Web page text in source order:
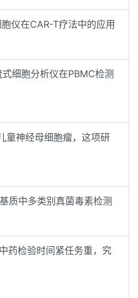
仪在CAR-T疗法中的应用
细胞分析仪在PBMC检测
童神经母细胞瘤，这项研
质中多类别真菌毒素检测
药检验时间紧任务重，究